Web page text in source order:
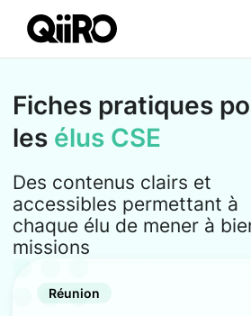
Webflow Homepage
Fiches pratiques
les élus CSE
Des contenus clairs et
accessibles permettant à
chaque élu de mener à
missions
Réunion